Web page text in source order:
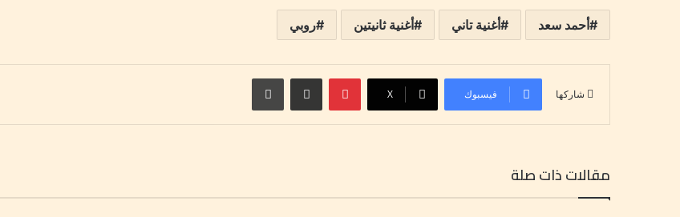
أحمد سعد أغنية تاني أغنية ثانيتين روبي
شاركها فيسبوك ‫X
بينتيريست
مقالات ذات صلة